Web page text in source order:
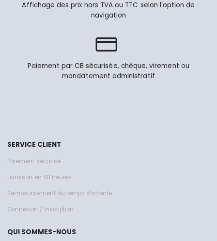
Affichage des prix hors TVA ou TTC selon l'option de
navigation
Paiement par CB sécurisée, chèque, virement ou
mandatement administratif
SERVICE CLIENT
Paiement sécurisé
Livraison en 48 heures
Remboursement du temps d'attente
Connexion / Inscription
QUI SOMMES-NOUS